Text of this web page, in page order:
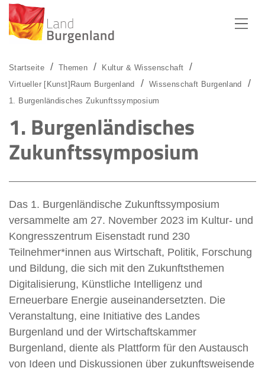
Startseite Themen
Kultur & Wissenschaft
Virtueller [Kunst]Raum Burgenland
Wissenschaft Burgenland
1. Burgenländisches Zukunftssymposium
1. Burgenländisches
Zukunftssymposium
Das 1. Burgenländische Zukunftssymposium
versammelte am 27. November 2023 im Kultur- und
Kongresszentrum Eisenstadt rund 230
Teilnehmer*innen aus Wirtschaft, Politik, Forschung
und Bildung, die sich mit den Zukunftsthemen
Digitalisierung, Künstliche Intelligenz und
Erneuerbare Energie auseinandersetzten. Die
Veranstaltung, eine Initiative des Landes
Burgenland und der Wirtschaftskammer
Burgenland, diente als Plattform für den Austausch
von Ideen und Diskussionen über zukunftsweisende